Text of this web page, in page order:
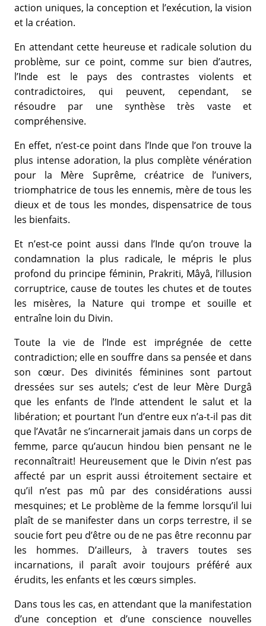
action uniques, la conception et l’exécution, la vision
et la création.
En attendant cette heureuse et radicale solution du
problème, sur ce point, comme sur bien d’autres,
l’Inde est le pays des contrastes violents et
contradictoires, qui peuvent, cependant, se
résoudre par une synthèse très vaste et
compréhensive.
En effet, n’est-ce point dans l’Inde que l’on trouve la
plus intense adoration, la plus complète vénération
pour la Mère Suprême, créatrice de l’univers,
triomphatrice de tous les ennemis, mère de tous les
dieux et de tous les mondes, dispensatrice de tous
les bienfaits.
Et n’est-ce point aussi dans l’Inde qu’on trouve la
condamnation la plus radicale, le mépris le plus
profond du principe féminin, Prakriti, Mâyâ, l’illusion
corruptrice, cause de toutes les chutes et de toutes
les misères, la Nature qui trompe et souille et
entraîne loin du Divin.
Toute la vie de l’Inde est imprégnée de cette
contradiction; elle en souffre dans sa pensée et dans
son cœur. Des divinités féminines sont partout
dressées sur ses autels; c’est de leur Mère Durgâ
que les enfants de l’Inde attendent le salut et la
libération; et pourtant l’un d’entre eux n’a-t-il pas dit
que l’Avatâr ne s’incarnerait jamais dans un corps de
femme, parce qu’aucun hindou bien pensant ne le
reconnaîtrait! Heureusement que le Divin n’est pas
affecté par un esprit aussi étroitement sectaire et
qu’il n’est pas mû par des considérations aussi
mesquines; et Le problème de la femme lorsqu’il lui
plaît de se manifester dans un corps terrestre, il se
soucie fort peu d’être ou de ne pas être reconnu par
les hommes. D’ailleurs, à travers toutes ses
incarnations, il paraît avoir toujours préféré aux
érudits, les enfants et les cœurs simples.
Dans tous les cas, en attendant que la manifestation
d’une conception et d’une conscience nouvelles